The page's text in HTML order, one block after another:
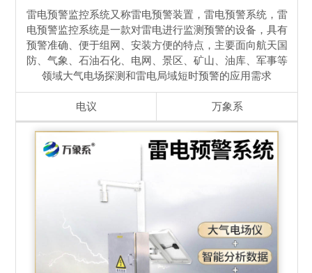
雷电预警监控系统又称雷电预警装置，雷电预警系统，雷
电预警监控系统是一款对雷电进行监测预警的设备，具有
预警准确、便于组网、安装方便的特点，主要面向航天国
防、气象、石油石化、电网、景区、矿山、油库、军事等
领域大气电场探测和雷电局域短时预警的应用需求
电议 万象系